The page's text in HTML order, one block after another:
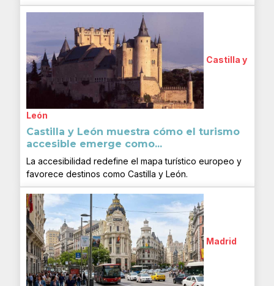
Castilla y
León
Castilla y León muestra cómo el turismo
accesible emerge como...
La accesibilidad redefine el mapa turístico europeo y
favorece destinos como Castilla y León.
Madrid